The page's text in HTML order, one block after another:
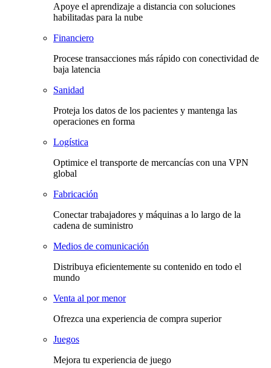
Apoye el aprendizaje a distancia con soluciones
habilitadas para la nube
Financiero
Procese transacciones más rápido con conectividad de
baja latencia
Sanidad
Proteja los datos de los pacientes y mantenga las
operaciones en forma
Logística
Optimice el transporte de mercancías con una VPN
global
Fabricación
Conectar trabajadores y máquinas a lo largo de la
cadena de suministro
Medios de comunicación
Distribuya eficientemente su contenido en todo el
mundo
Venta al por menor
Ofrezca una experiencia de compra superior
Juegos
Mejora tu experiencia de juego